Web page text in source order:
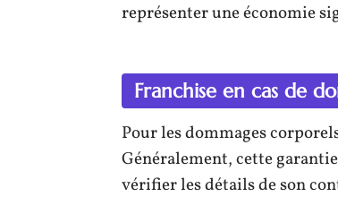
représenter une économie
Franchise en cas de
Pour les dommages
Généralement, cette
vérifier les détails de son